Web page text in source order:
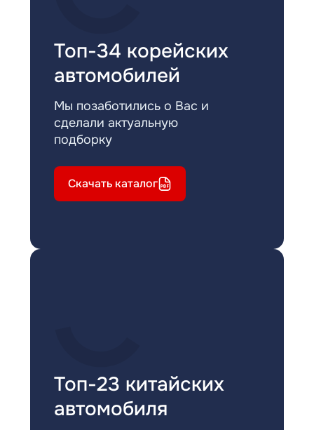
Топ-34 корейских
автомобилей
Мы позаботились о Вас и
сделали актуальную
подборку
Скачать каталог
Топ-23 китайских
автомобиля